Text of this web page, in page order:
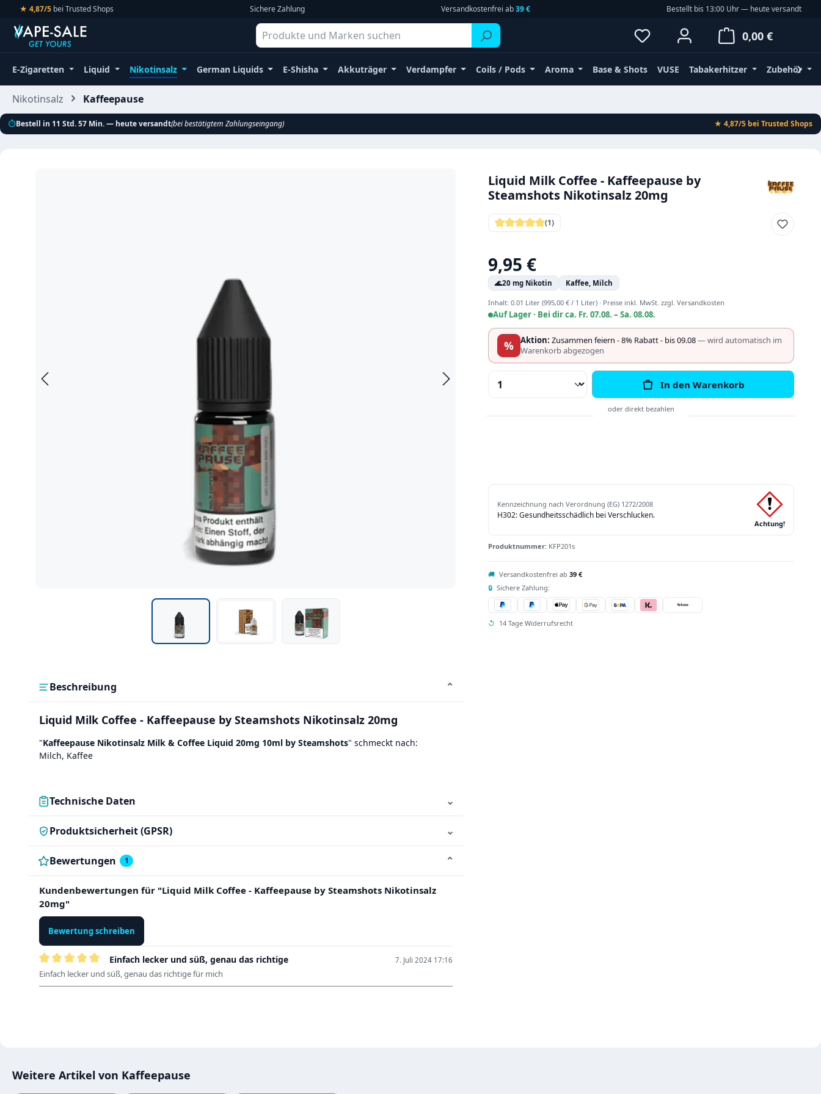
Hauptinhalt springen
Zur Suche springen
Zur Hauptnavigation springen
★ 4,87/5 bei Trusted Shops Sichere Zahlung Versandkostenfrei ab39 € Bestellt bis 13:00 Uhr — heute versandt
Du hast 0 Produkte auf dem
0,00 €
E-Zigaretten Liquid Nikotinsalz German Liquids E-Shisha Akkuträger Verdampfer Coils / Pods Aroma Base & Shots VUSE Tabakerhitzer Zubehör
Nikotinsalz Kaffeepause
⏱Bestell in 11 Std. 57 Min. — heute versandt(bei bestätigtem Zahlungseingang) ★ 4,87/5 bei Trusted Shops
Beschreibung ⌄
Liquid Milk Coffee - Kaffeepause by Steamshots Nikotinsalz 20mg
"Kaffeepause Nikotinsalz Milk & Coffee Liquid 20mg 10ml by Steamshots" schmeckt nach:
Milch, Kaffee
Technische Daten ⌄
Produktsicherheit (GPSR) ⌄
Bewertungen 1 ⌄
Kundenbewertungen für "Liquid Milk Coffee - Kaffeepause by Steamshots Nikotinsalz
20mg"
Bewertung schreiben
7. Juli 2024 17:16
Bewertung mit 5 von 5 Sternen
Einfach lecker und süß, genau das richtige
Einfach lecker und süß, genau das richtige für mich
Liquid Milk Coffee - Kaffeepause by
Steamshots Nikotinsalz 20mg
Durchschnittliche Bewertung von 5 von 5 Sternen
(1)
Regulärer Preis:
9,95 €
🌊20 mg Nikotin Kaffee, Milch
Inhalt: 0.01 Liter (995,00 € / 1 Liter) · Preise inkl. MwSt. zzgl. Versandkosten
Auf Lager · Bei dir ca. Fr. 07.08. – Sa. 08.08.
% Aktion: Zusammen feiern - 8% Rabatt - bis 09.08— wird automatisch im
Warenkorb abgezogen
Produkt Anzahl: Gib den gewünschten Wert
In den Warenkorb
Kennzeichnung nach Verordnung (EG) 1272/2008
H302: Gesundheitsschädlich bei Verschlucken.
Achtung!
Produktnummer: KFP201s
🚚 Versandkostenfrei ab 39 €
🔒 Sichere Zahlung:
↺ 14 Tage Widerrufsrecht
Weitere Artikel von Kaffeepause